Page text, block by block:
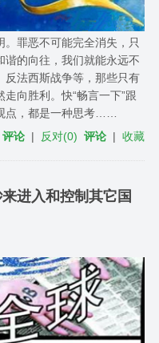
罪恶不可能完全消失，只
谐的向往，我们就能永远不
反法西斯战争等，那些只有
向胜利。快“畅言一下”跟
点，都是一种思考……
评论 | 反对(0) 评论 |收藏
进入和控制其它国